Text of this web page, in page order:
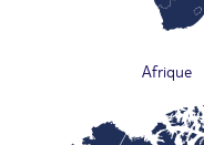
Afrique